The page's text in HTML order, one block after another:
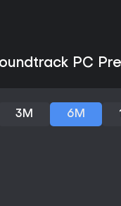
PC
3M 6M